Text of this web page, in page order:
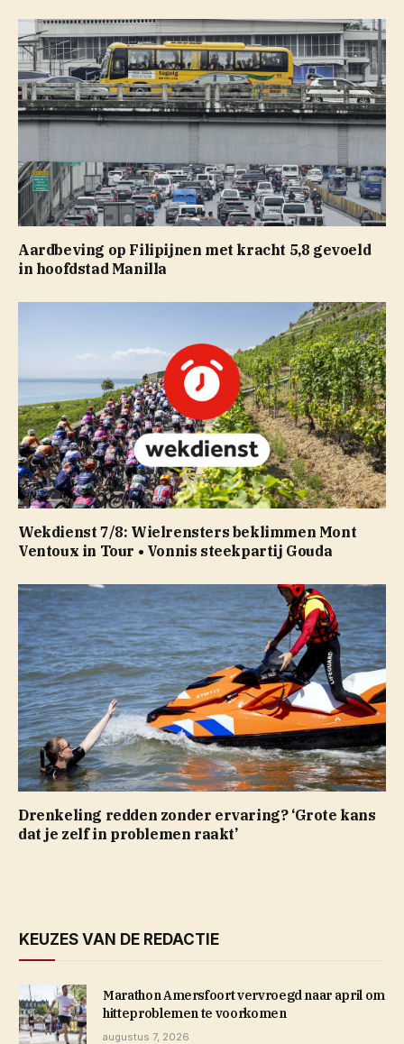
Aardbeving op Filipijnen met kracht 5,8 gevoeld
in hoofdstad Manilla
Wekdienst 7/8: Wielrensters beklimmen Mont
Ventoux in Tour • Vonnis steekpartij Gouda
Drenkeling redden zonder ervaring? ‘Grote kans
dat je zelf in problemen raakt’
KEUZES VAN DE REDACTIE
Marathon Amersfoort vervroegd naar april om
hitteproblemen te voorkomen
augustus 7, 2026